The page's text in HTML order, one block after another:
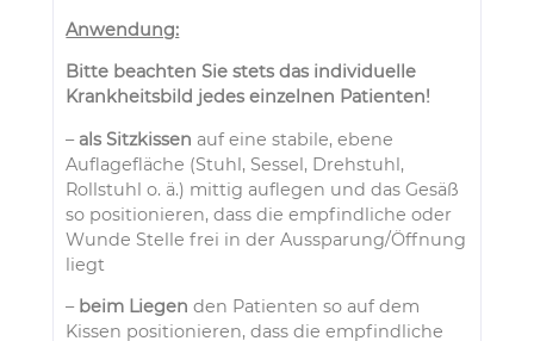
Anwendung:
Bitte beachten Sie stets das individuelle
Krankheitsbild jedes einzelnen Patienten!
–als Sitzkissen auf eine stabile, ebene
Auflagefläche (Stuhl, Sessel, Drehstuhl,
Rollstuhl o. ä.) mittig auflegen und das Gesäß
so positionieren, dass die empfindliche oder
Wunde Stelle frei in der Aussparung/Öffnung
liegt
– beim Liegen den Patienten so auf dem
Kissen positionieren, dass die empfindliche